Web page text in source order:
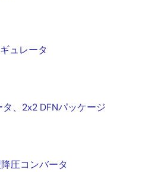
ュレータ
、2x2 DFNパッケージ
圧コンバータ